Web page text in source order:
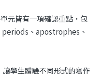
元皆有一項確認重點，包
、apostrophes、
學生體驗不同形式的寫作